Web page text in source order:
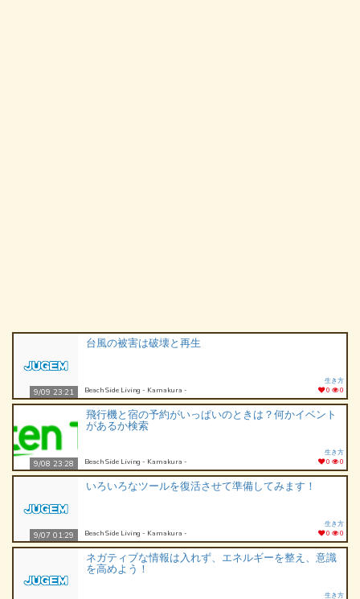
9/09 23:21
台風の被害は破壊と再生
Beach Side Living - Kamakura -
生き方
0
0
9/08 23:28
飛行機と宿の予約がいっぱいのときは？何かイベント
があるか検索
Beach Side Living - Kamakura -
生き方
0
0
9/07 01:29
いろいろなツールを復活させて準備してみます！
Beach Side Living - Kamakura -
生き方
0
0
ネガティブな情報は入れず、エネルギーを整え、意識
を高めよう！
生き方